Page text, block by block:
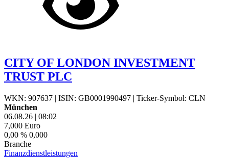
CITY OF LONDON INVESTMENT
TRUST PLC
WKN: 907637 | ISIN: GB0001990497 | Ticker-Symbol: CLN
München
06.08.26 | 08:02
7,000 Euro
0,00 % 0,000
Branche
Finanzdienstleistungen